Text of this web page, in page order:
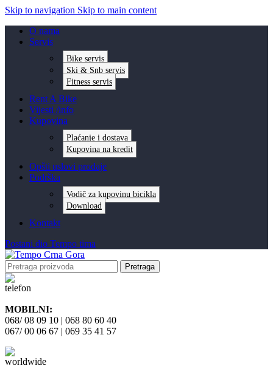
Skip to navigation Skip to main content
O nama
Servis
Bike servis
Ski & Snb servis
Fitness servis
Rent A Bike
Vijesti /info
Kupovina
Plaćanje i dostava
Kupovina na kredit
Opšti uslovi prodaje
Podrška
Vodič za kupovinu bicikla
Download
Kontakt
Postani dio Tempo tima
Pretraga
MOBILNI:
068/ 08 09 10 | 068 80 60 40
067/ 00 06 67 | 069 35 41 57